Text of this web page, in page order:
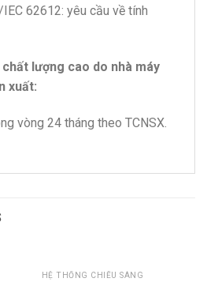
62612: yêu cầu về tính
lượng cao do nhà máy
xuất:
vòng 24 tháng theo TCNSX.
HỆ THỐNG CHIẾU SÁNG